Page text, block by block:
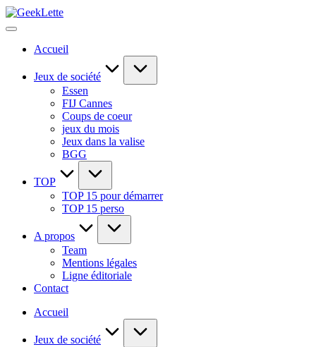
Skip
GeekLette
blog
Accueil
Jeux de société
Essen
FIJ Cannes
Coups de coeur
jeux du mois
Jeux dans la valise
BGG
TOP
TOP 15 pour démarrer
TOP 15 perso
A propos
Team
Mentions légales
Ligne éditoriale
Contact
Accueil
Jeux de société